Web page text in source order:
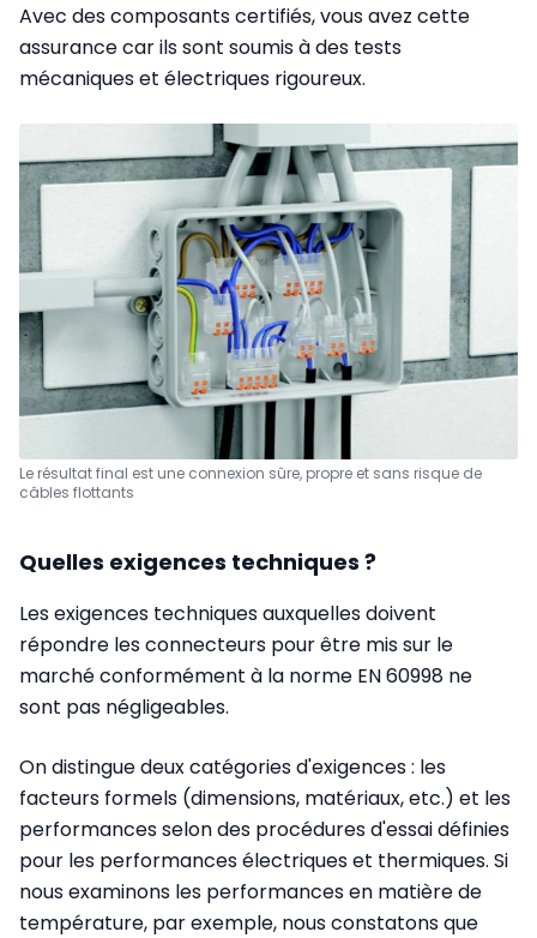
Avec des composants certifiés, vous avez cette
assurance car ils sont soumis à des tests
mécaniques et électriques rigoureux.
Le résultat final est une connexion sûre, propre et sans risque de
câbles flottants
Quelles exigences techniques ?
Les exigences techniques auxquelles doivent
répondre les connecteurs pour être mis sur le
marché conformément à la norme EN 60998 ne
sont pas négligeables.
On distingue deux catégories d'exigences : les
facteurs formels (dimensions, matériaux, etc.) et les
performances selon des procédures d'essai définies
pour les performances électriques et thermiques. Si
nous examinons les performances en matière de
température, par exemple, nous constatons que